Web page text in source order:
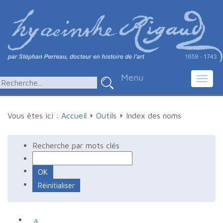
Menu
Vous êtes ici : Accueil Outils Index des noms
Recherche par mots clés
a